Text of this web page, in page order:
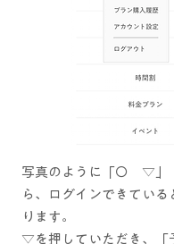
写真のように「〇 ▽」
ら、ログインできている
ります。
▽を押していただき、「